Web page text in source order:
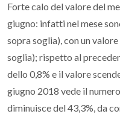
Forte calo del valore del
giugno: infatti nel mese
sopra soglia), con un
soglia); rispetto al
dello 0,8% e il valore
giugno 2018 vede il
diminuisce del 43,3%, da